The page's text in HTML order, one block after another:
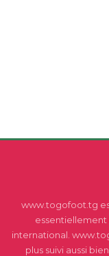
www.togofoot.tg
essentiellement
international.
plus suivi aussi